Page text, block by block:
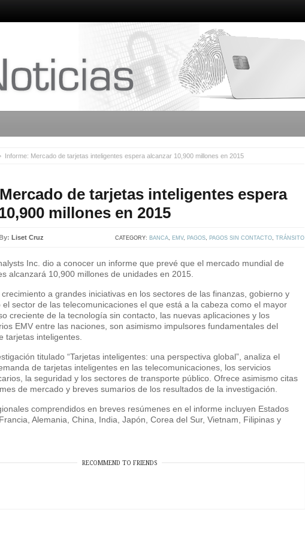
Informe: Mercado de tarjetas inteligentes espera alcanzar 10,900 millones en 2015
de tarjetas inteligentes espera
millones en 2015
Liset Cruz CATEGORY: BANCA, EMV, PAGOS, PAGOS SIN CONTACTO, TRÁNSITO
Inc. dio a conocer un informe que prevé que el mercado mundial de
alcanzará 10,900 millones de unidades en 2015.
a grandes iniciativas en los sectores de las finanzas, gobierno y
sector de las telecomunicaciones el que está a la cabeza como el mayor
creciente de la tecnología sin contacto, las nuevas aplicaciones y los
EMV entre las naciones, son asimismo impulsores fundamentales del
tarjetas inteligentes.
titulado “Tarjetas inteligentes: una perspectiva global”, analiza el
de tarjetas inteligentes en las telecomunicaciones, los servicios
la seguridad y los sectores de transporte público. Ofrece asimismo citas
de mercado y breves sumarios de los resultados de la investigación.
comprendidos en breves resúmenes en el informe incluyen Estados
Alemania, China, India, Japón, Corea del Sur, Vietnam, Filipinas y
RECOMMEND TO FRIENDS